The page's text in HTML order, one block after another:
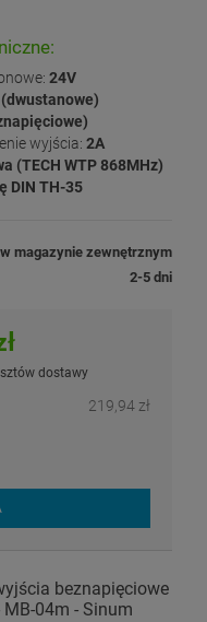
24V
wyjścia: 2A
(TECH WTP 868MHz)
DIN TH-35
magazynie zewnętrznym
2-5 dni
dostawy
219,94 zł
beznapięciowe
MB-04m - Sinum